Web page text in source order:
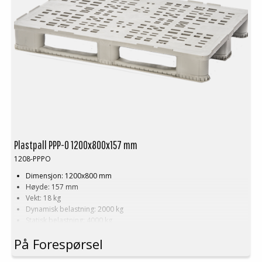
Plastpall PPP-O 1200x800x157 mm
1208-PPPO
Dimensjon: 1200x800 mm
Høyde: 157 mm
Vekt: 18 kg
Dynamisk belastning: 2000 kg
Statisk belastning: 4000 kg
Materiale: Resirkulert PE
Svart
På Forespørsel